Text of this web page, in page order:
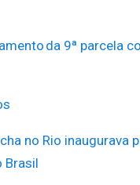
da 9ª parcela
no Rio inaugurava
Brasil